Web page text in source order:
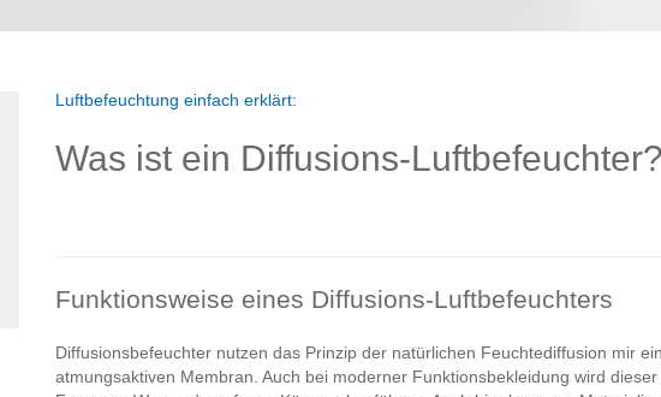
Luftbefeuchtung einfach erklärt:
Was ist ein Diffusions-Luftbefeuchter?
Funktionsweise eines Diffusions-Luftbefeuchters
Diffusionsbefeuchter nutzen das Prinzip der natürlichen Feuchtediffusion mir
atmungsaktiven Membran. Auch bei moderner Funktionsbekleidung wird